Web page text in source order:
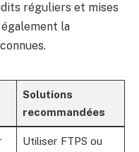
réguliers et mises
la
Solutions
recommandées
Utiliser FTPS ou